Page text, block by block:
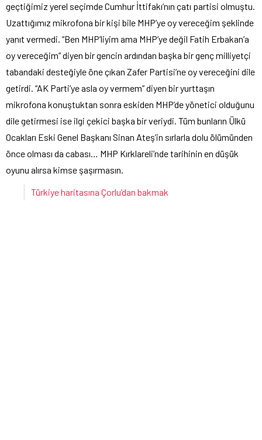
geçtiğimiz yerel seçimde Cumhur İttifakı’nın çatı partisi olmuştu.
Uzattığımız mikrofona bir kişi bile MHP’ye oy vereceğim şeklinde
yanıt vermedi. “Ben MHP’liyim ama MHP’ye değil Fatih Erbakan’a
oy vereceğim” diyen bir gencin ardından başka bir genç milliyetçi
tabandaki desteğiyle öne çıkan Zafer Partisi’ne oy vereceğini dile
getirdi. “AK Parti’ye asla oy vermem” diyen bir yurttaşın
mikrofona konuştuktan sonra eskiden MHP’de yönetici olduğunu
dile getirmesi ise ilgi çekici başka bir veriydi. Tüm bunların Ülkü
Ocakları Eski Genel Başkanı Sinan Ateş’in sırlarla dolu ölümünden
önce olması da cabası… MHP Kırklareli’nde tarihinin en düşük
oyunu alırsa kimse şaşırmasın.
Türkiye haritasına Çorlu’dan bakmak